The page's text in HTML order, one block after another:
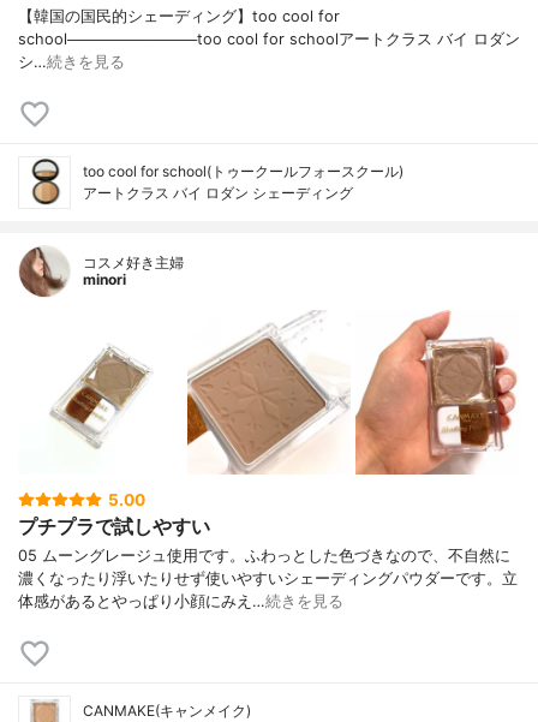
【韓国の国民的シェーディング】too cool for
school────────────too cool for schoolアートクラス バイ ロダン
シ…続きを見る
too cool for school(トゥークールフォースクール)
アートクラス バイ ロダン シェーディング
コスメ好き主婦
minori
5.00
プチプラで試しやすい
05 ムーングレージュ使用です。ふわっとした色づきなので、不自然に
濃くなったり浮いたりせず使いやすいシェーディングパウダーです。立
体感があるとやっぱり小顔にみえ…続きを見る
CANMAKE(キャンメイク)